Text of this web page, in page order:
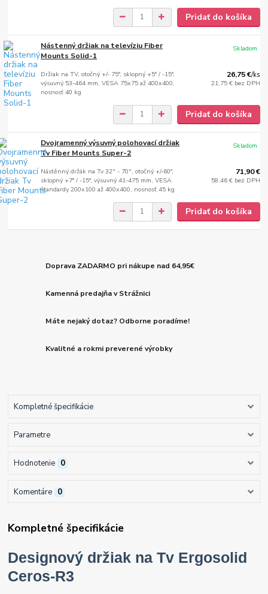
Pridať do košíka
Nástenný držiak na televíziu Fiber
Mounts Solid-1
Držiak na TV, otočný +/- 75°, sklopný +5° / -15°,
výsuvný 53-464 mm, VESA 75x75 až 400x400,
nosnosť 40 kg
26,75 €/ks
21,75 € bez DPH
Skladom
Pridať do košíka
Dvojramenný výsuvný polohovací držiak
Tv Fiber Mounts Super-2
Nástěnný držák na Tv 32" - 70", otočný +/-60°,
sklopný +7° / -15°, výsuvný 41-475 mm, VESA
štandardy 200x100 až 400x400, nosnosť 45 kg
71,90 €
58,46 € bez DPH
Skladom
Pridať do košíka
Doprava ZADARMO pri nákupe nad 64,95€
Kamenná predajňa v Strážnici
Máte nejaký dotaz? Odborne poradíme!
Kvalitné a rokmi preverené výrobky
Kompletné špecifikácie
Parametre
Hodnotenie 0
Komentáre 0
Kompletné špecifikácie
Designový držiak na Tv Ergosolid
Ceros-R3